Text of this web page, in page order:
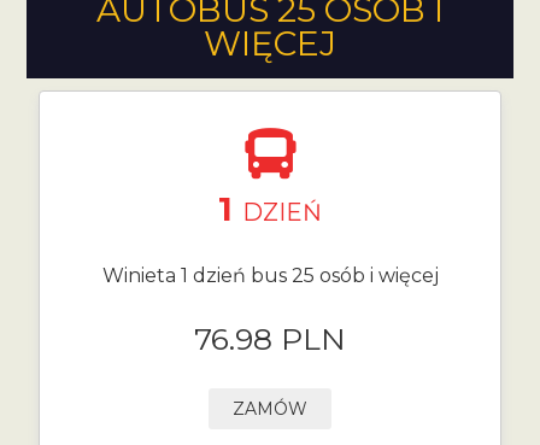
AUTOBUS 25 OSÓB I
WIĘCEJ
1 DZIEŃ
Winieta 1 dzień bus 25 osób i więcej
76.98 PLN
ZAMÓW